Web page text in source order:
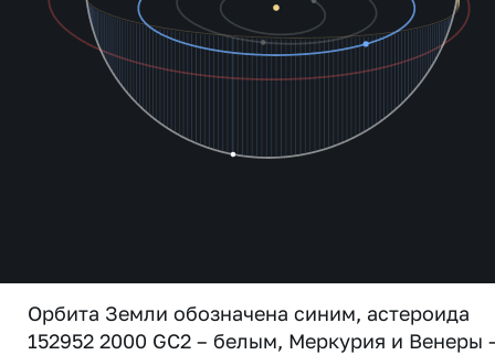
Орбита Земли обозначена синим, астероида
152952 2000 GC2 – белым, Меркурия и Венеры